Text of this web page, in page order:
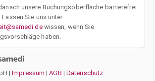
unsere Buchungsoberfläche barrierefrei
Lassen Sie uns unter
wissen, wenn Sie
haben.
| Impressum | AGB | Datenschutz